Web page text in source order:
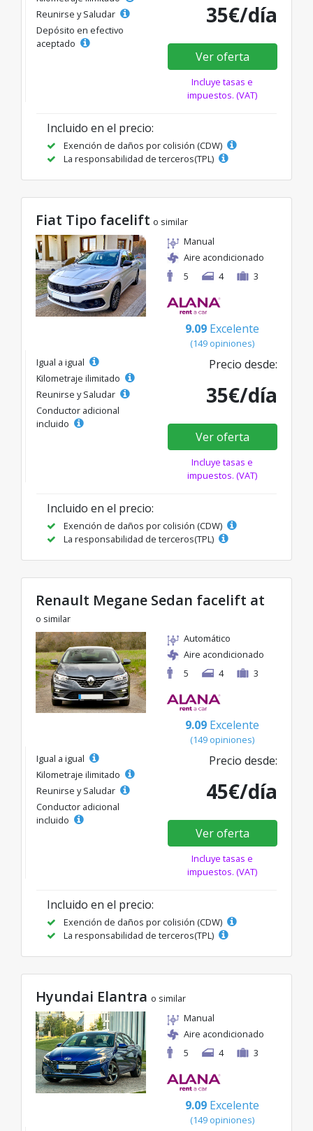
Reunirse y Saludar
Depósito en efectivo
aceptado
35€/día
Ver oferta
Incluye tasas e
impuestos. (VAT)
Incluido en el precio:
Exención de daños por colisión (CDW)
La responsabilidad de terceros(TPL)
Fiat Tipo facelift o similar
Manual
Aire acondicionado
5
4 3
9.09 Excelente
(149 opiniones)
Igual a igual
Kilometraje ilimitado
Reunirse y Saludar
Conductor adicional
incluido
Precio desde:
35€/día
Ver oferta
Incluye tasas e
impuestos. (VAT)
Incluido en el precio:
Exención de daños por colisión (CDW)
La responsabilidad de terceros(TPL)
Renault Megane Sedan facelift at
o similar
Automático
Aire acondicionado
5
4 3
9.09 Excelente
(149 opiniones)
Igual a igual
Kilometraje ilimitado
Reunirse y Saludar
Conductor adicional
incluido
Precio desde:
45€/día
Ver oferta
Incluye tasas e
impuestos. (VAT)
Incluido en el precio:
Exención de daños por colisión (CDW)
La responsabilidad de terceros(TPL)
Hyundai Elantra o similar
Manual
Aire acondicionado
5
4 3
9.09 Excelente
(149 opiniones)